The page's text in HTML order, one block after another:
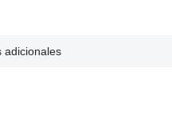
adicionales